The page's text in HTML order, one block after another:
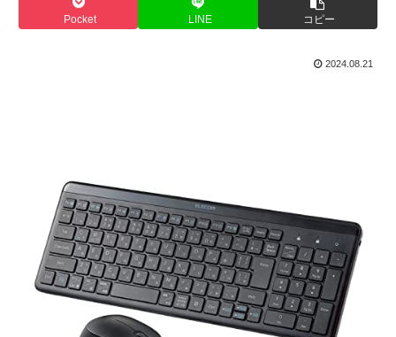
Pocket LINE コピー
2024.08.21